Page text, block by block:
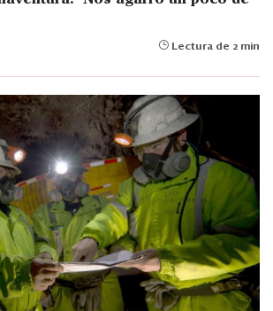
Lectura de 2 min